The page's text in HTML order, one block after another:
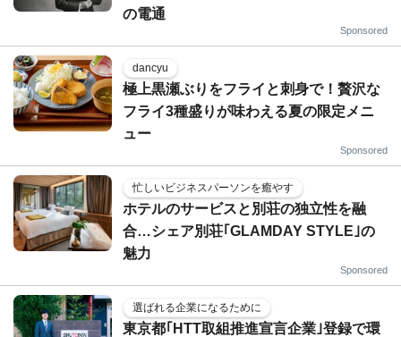
の電通
Sponsored
dancyu
極上黒瀬ぶりをフライと刺身で！贅沢な
フライ3種盛りが味わえる夏の限定メニ
ュー
Sponsored
忙しいビジネスパーソンを癒やす
ホテルのサービスと別荘の独立性を融
合…シェア別荘｢GLAMDAY STYLE｣の
魅力
Sponsored
選ばれる企業になるために
東京都｢HTT取組推進宣言企業｣登録で環